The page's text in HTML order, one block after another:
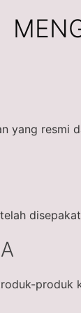
yang resmi
produk